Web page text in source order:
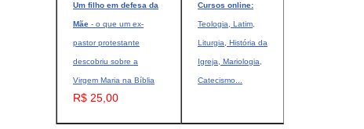
Um filho em defesa da
Mãe - o que um ex-
pastor protestante
descobriu sobre a
Virgem Maria na Bíblia
R$ 25,00
Cursos online:
Teologia, Latim,
Liturgia, História da
Igreja, Mariologia,
Catecismo...